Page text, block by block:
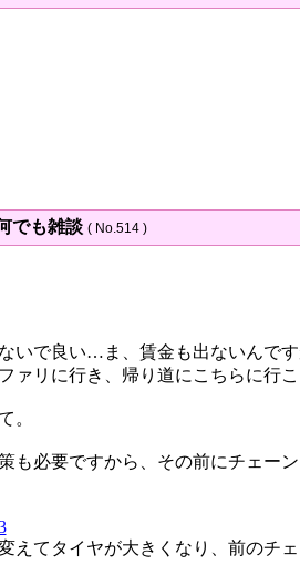
でも雑談 ( No.514 )
いで良い…ま、賃金も出ないんで
リに行き、帰り道にこちらに行こ
。
必要ですから、その前にチェーン
てタイヤが大きくなり、前のチ